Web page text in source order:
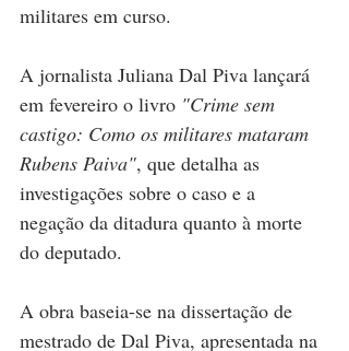
militares em curso.
A jornalista Juliana Dal Piva lançará
em fevereiro o livro "Crime sem
castigo: Como os militares mataram
Rubens Paiva", que detalha as
investigações sobre o caso e a
negação da ditadura quanto à morte
do deputado.
A obra baseia-se na dissertação de
mestrado de Dal Piva, apresentada na